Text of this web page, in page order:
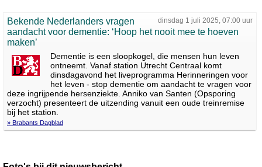
dinsdag 1 juli 2025, 07:00 uur
Bekende Nederlanders vragen
aandacht voor dementie: ‘Hoop het nooit mee te hoeven
maken’
Dementie is een sloopkogel, die mensen hun leven
ontneemt. Vanaf station Utrecht Centraal komt
dinsdagavond het liveprogramma Herinneringen voor
het leven - stop dementie om aandacht te vragen voor
deze ingrijpende hersenziekte. Anniko van Santen (Opsporing
verzocht) presenteert de uitzending vanuit een oude treinremise
bij het station.
» Brabants Dagblad